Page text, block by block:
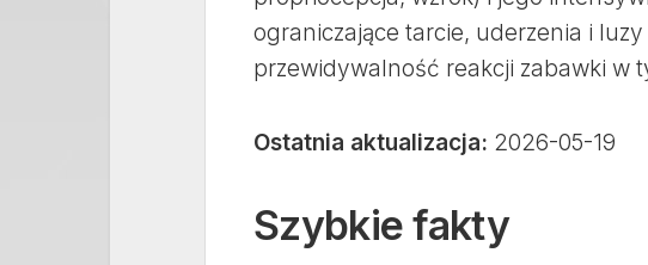
ograniczające tarcie, uderzenia i
przewidywalność reakcji zabawki w
Ostatnia aktualizacja: 2026-05-19
Szybkie fakty